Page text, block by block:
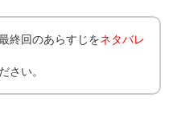
終回のあらすじをネタバレ
さい。